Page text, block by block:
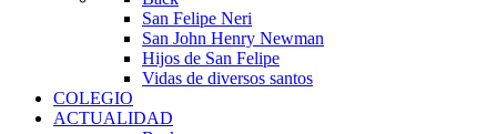
San Felipe Neri
San John Henry Newman
Hijos de San Felipe
Vidas de diversos santos
COLEGIO
ACTUALIDAD